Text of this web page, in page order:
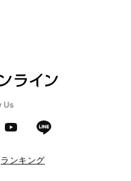
ランキング